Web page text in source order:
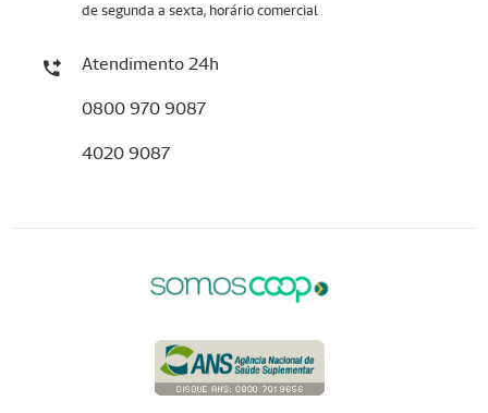
de segunda a sexta, horário comercial
Atendimento 24h
0800 970 9087
4020 9087